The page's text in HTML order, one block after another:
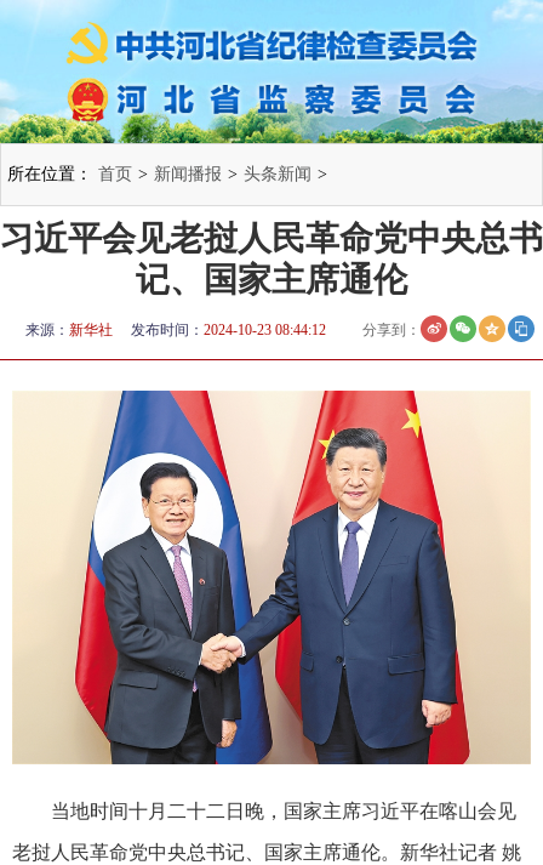
所在位置： 首页 > 新闻播报 > 头条新闻 >
习近平会见老挝人民革命党中央总书
记、国家主席通伦
来源： 新华社 发布时间： 2024-10-23 08:44:12 分享到：
当地时间十月二十二日晚，国家主席习近平在喀山会见
老挝人民革命党中央总书记、国家主席通伦。新华社记者 姚